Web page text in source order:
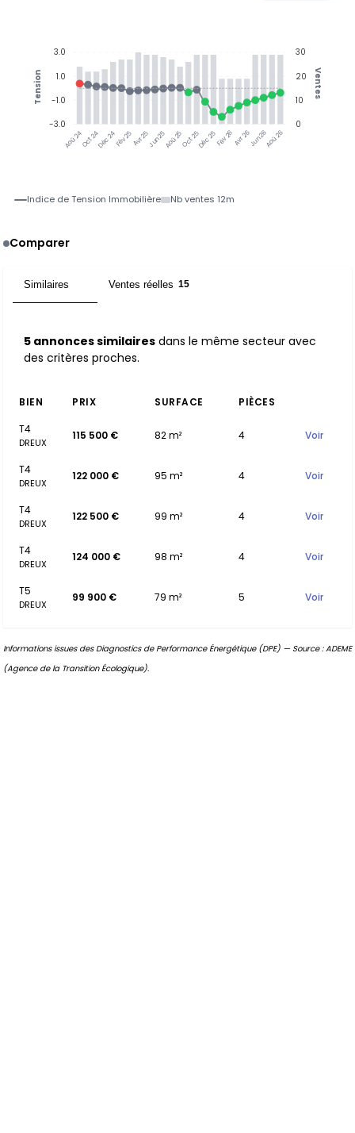
Aoû 24Oct 24Déc 24Fév 25Avr 25Jun 25Aoû 25Oct 25Déc 25Fév 26Avr 26Jun 26Aoû 26
30
20
10
0
Ventes
3.0
1.0
-1.0
-3.0
Tension
Indice de Tension Immobilière Nb ventes 12m
Comparer
Similaires Ventes réelles 15
5 annonces similaires dans le même secteur avec
des critères proches.
BIEN PRIX SURFACE
PIÈCES
T4
DREUX
115 500 € 82 m² 4 Voir
T4
DREUX
122 000 € 95 m² 4 Voir
T4
DREUX
122 500 € 99 m² 4 Voir
T4
DREUX
124 000 € 98 m² 4 Voir
T5
DREUX
99 900 € 79 m² 5 Voir
Informations issues des Diagnostics de Performance Énergétique (DPE) — Source : ADEME
(Agence de la Transition Écologique).